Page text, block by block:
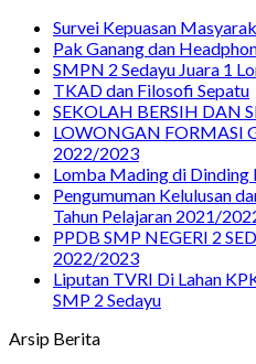
Survei Kepuasan
Pak Ganang dan
SMPN 2 Sedayu Juara 1
TKAD dan Filosofi Sepatu
SEKOLAH BERSIH DAN
LOWONGAN FORMASI
2022/2023
Lomba Mading di Dinding
Pengumuman Kelulusan
Tahun Pelajaran 2021/
PPDB SMP NEGERI 2
2022/2023
Liputan TVRI Di Lahan
SMP 2 Sedayu
Arsip Berita